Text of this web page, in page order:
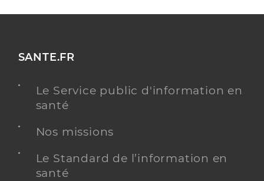
SANTE.FR
Le Service public d'information en
santé
Nos missions
Le Standard de l’information en
santé